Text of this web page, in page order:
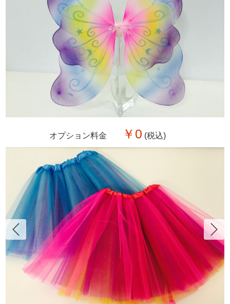
オプション料金 ￥0 (税込)